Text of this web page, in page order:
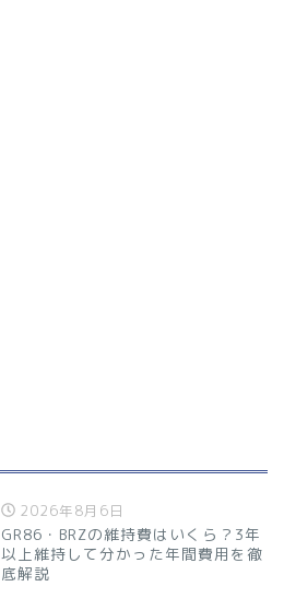
2026年8月6日
GR86・BRZの維持費はいくら？3年
以上維持して分かった年間費用を徹
底解説